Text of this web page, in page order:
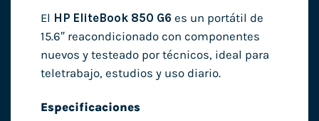
El HP EliteBook 850 G6 es un portátil de
15.6″ reacondicionado con componentes
nuevos y testeado por técnicos, ideal para
teletrabajo, estudios y uso diario.
Especificaciones